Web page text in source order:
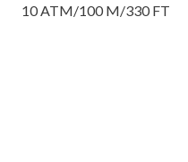
10 ATM/100 M/330 FT